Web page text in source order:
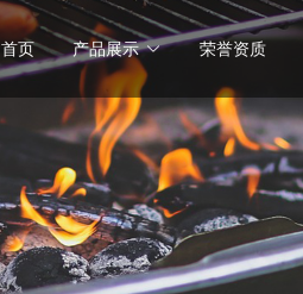
首页 产品展示 荣誉资质